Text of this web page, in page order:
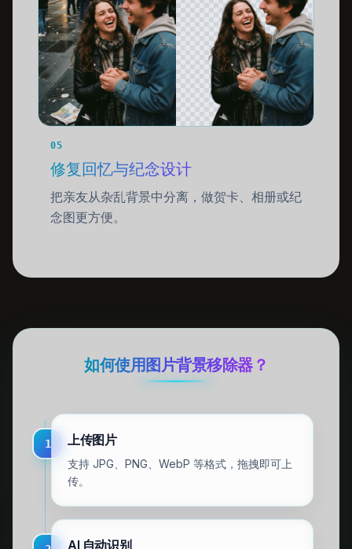
05
修复回忆与纪念设计
把亲友从杂乱背景中分离，做贺卡、相册或纪
念图更方便。
如何使用图片背景移除器？
1 上传图片
支持 JPG、PNG、WebP 等格式，拖拽即可上
传。
AI 自动识别